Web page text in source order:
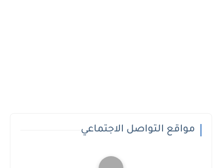
مواقع التواصل الاجتماعي